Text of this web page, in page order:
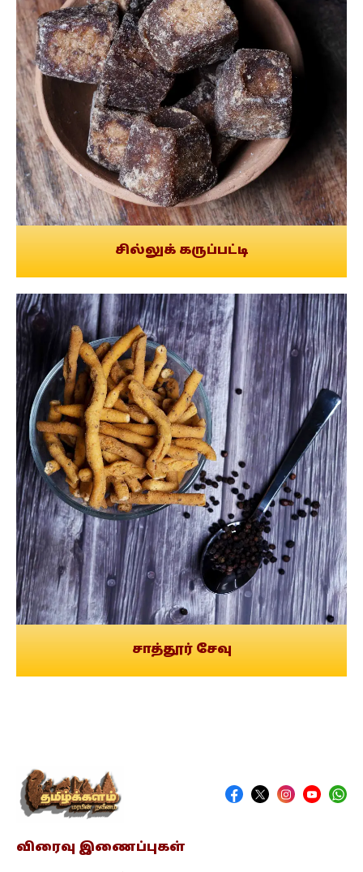
சில்லுக் கருப்பட்டி
சாத்தூர் சேவு
விரைவு இணைப்புகள்